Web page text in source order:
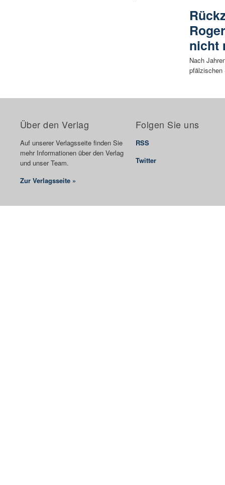
nicht
Nach
Über den Verlag
Auf unserer Verlagsseite finden Sie
mehr Informationen über den Verlag
und unser Team.
Zur Verlagsseite »
Folgen Sie uns
RSS
Twitter